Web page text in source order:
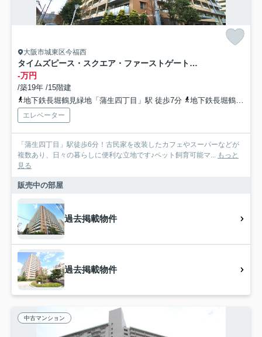
大阪市城東区今福西
タイムズピース・スクエア・ファーストゲートシティ
-万円
/築19年 /15階建
地下鉄長堀鶴見緑地「蒲生四丁目」駅 徒歩7分
地下鉄長堀鶴見緑地「今福鶴見」駅 徒歩13分
エレベーター
「蒲生四丁目」駅徒歩6分！古民家を改装したカフェやスーパーなどが
複数あり、日々の暮らしに便利な立地です♪ペット飼育可能マ... もっと
見る
販売中の部屋
過去掲載物件
過去掲載物件
中古マンション